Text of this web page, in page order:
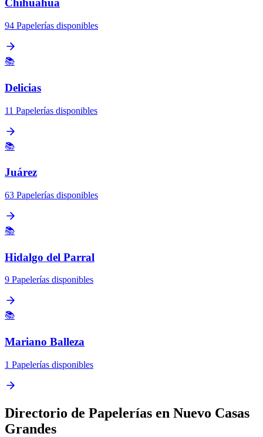
Chihuahua
94 Papelerías disponibles
📚
Delicias
11 Papelerías disponibles
📚
Juárez
63 Papelerías disponibles
📚
Hidalgo del Parral
9 Papelerías disponibles
📚
Mariano Balleza
1 Papelerías disponibles
Directorio de Papelerías en Nuevo Casas
Grandes